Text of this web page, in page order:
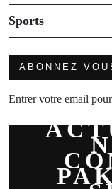
Sports
ABONNEZ
Entrer votre email